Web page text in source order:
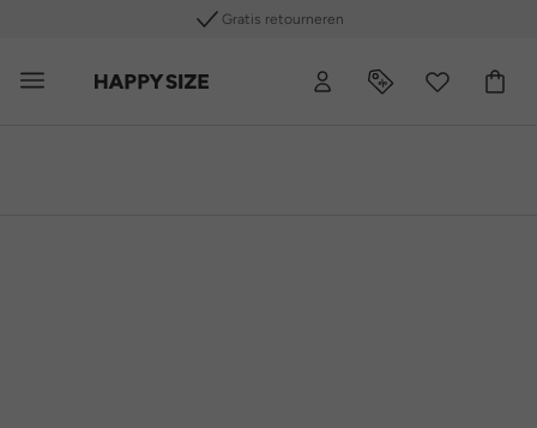
Gratis retourneren